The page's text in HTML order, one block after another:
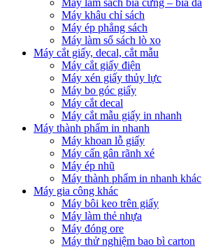
Máy làm sách bìa cứng – bìa da
Máy khâu chỉ sách
Máy ép phẳng sách
Máy làm sổ sách lò xo
Máy cắt giấy, decal, cắt mẫu
Máy cắt giấy điện
Máy xén giấy thủy lực
Máy bo góc giấy
Máy cắt decal
Máy cắt mẫu giấy in nhanh
Máy thành phẩm in nhanh
Máy khoan lỗ giấy
Máy cấn gân rãnh xé
Máy ép nhũ
Máy thành phẩm in nhanh khác
Máy gia công khác
Máy bôi keo trên giấy
Máy làm thẻ nhựa
Máy đóng ore
Máy thử nghiệm bao bì carton